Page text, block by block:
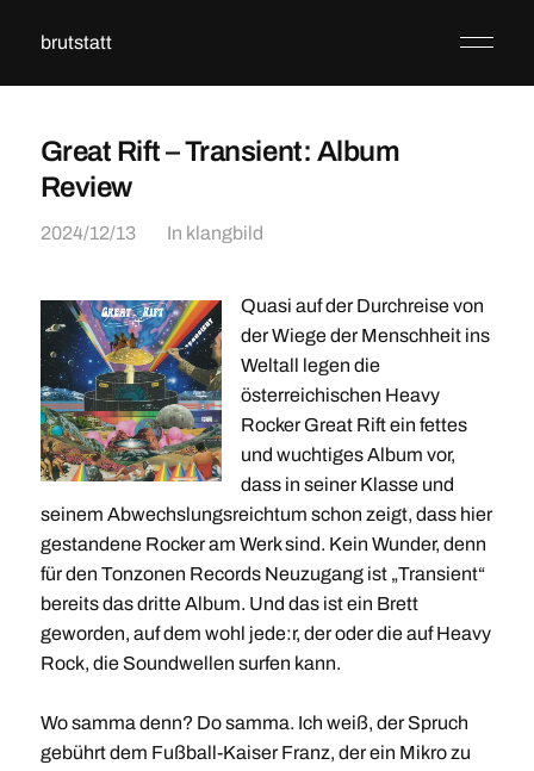
brutstatt
Great Rift – Transient: Album
Review
2024/12/13 In klangbild
Quasi auf der Durchreise von
der Wiege der Menschheit ins
Weltall legen die
österreichischen Heavy
Rocker Great Rift ein fettes
und wuchtiges Album vor,
dass in seiner Klasse und
seinem Abwechslungsreichtum schon zeigt, dass hier
gestandene Rocker am Werk sind. Kein Wunder, denn
für den Tonzonen Records Neuzugang ist „Transient“
bereits das dritte Album. Und das ist ein Brett
geworden, auf dem wohl jede:r, der oder die auf Heavy
Rock, die Soundwellen surfen kann.
Wo samma denn? Do samma. Ich weiß, der Spruch
gebührt dem Fußball-Kaiser Franz, der ein Mikro zu